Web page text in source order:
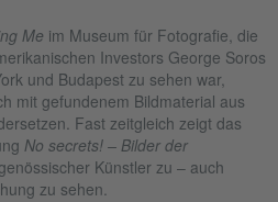
Me im Museum für Fotografie, die
Investors George Soros
und Budapest zu sehen war,
mit gefundenem Bildmaterial aus
Fast zeitgleich zeigt das
No secrets! – Bilder der
Künstler zu – auch
zu sehen.